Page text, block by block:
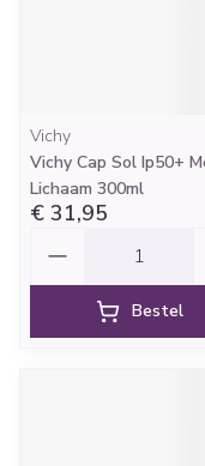
Vichy
Vichy Cap Sol Ip50+
Lichaam 300ml
€ 31,95
Bestel